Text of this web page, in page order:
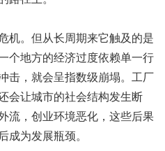
机。但从长周期来它触及的是
个地方的经济过度依赖单一行
击，就会呈指数级崩塌。工厂
会让城市的社会结构发生断
流，创业环境恶化，这些后果
成为发展瓶颈。